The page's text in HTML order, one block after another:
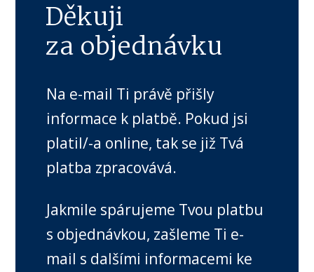
Děkuji
za objednávku
Na e-mail Ti právě přišly
informace k platbě. Pokud jsi
platil/-a online, tak se již Tvá
platba zpracovává.
Jakmile spárujeme Tvou platbu
s objednávkou, zašleme Ti e-
mail s dalšími informacemi ke